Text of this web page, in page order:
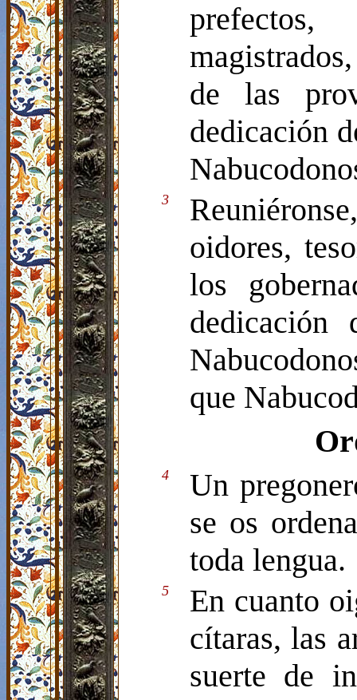
de las
dedicación
3
oidores,
los
que
4
Un
se os
toda lengua.
5
En cuanto
cítaras, las
suerte de